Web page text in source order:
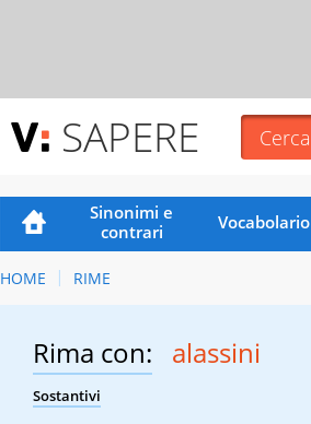
SAPERE
Sinonimi e
contrari
Vocabolario
HOME RIME
Rima con: alassini
Sostantivi